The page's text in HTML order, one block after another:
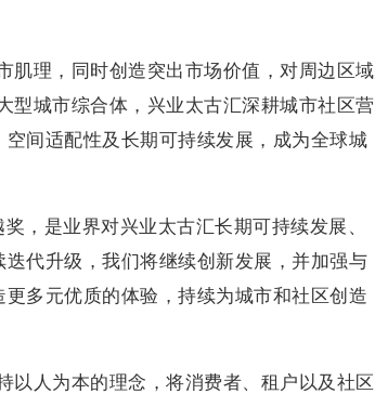
肌理，同时创造突出市场价值，对周边区域
型城市综合体，兴业太古汇深耕城市社区营
间适配性及长期可持续发展，成为全球城
，是业界对兴业太古汇长期可持续发展、
代升级，我们将继续创新发展，并加强与
多元优质的体验，持续为城市和社区创造
以人为本的理念，将消费者、租户以及社区